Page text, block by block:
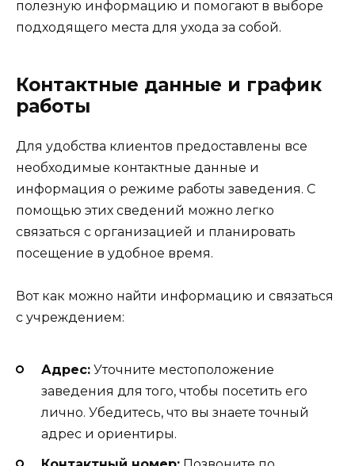
полезную информацию и помогают в выборе
подходящего места для ухода за собой.
Контактные данные и график
работы
Для удобства клиентов предоставлены все
необходимые контактные данные и
информация о режиме работы заведения. С
помощью этих сведений можно легко
связаться с организацией и планировать
посещение в удобное время.
Вот как можно найти информацию и связаться
с учреждением:
Адрес: Уточните местоположение
заведения для того, чтобы посетить его
лично. Убедитесь, что вы знаете точный
адрес и ориентиры.